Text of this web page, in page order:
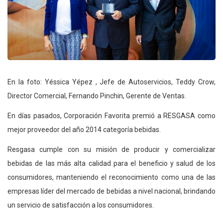
En la foto: Yéssica Yépez , Jefe de Autoservicios, Teddy Crow,
Director Comercial, Fernando Pinchin, Gerente de Ventas.
En días pasados, Corporación Favorita premió a RESGASA como
mejor proveedor del año 2014 categoría bebidas.
Resgasa cumple con su misión de producir y comercializar
bebidas de las más alta calidad para el beneficio y salud de los
consumidores, manteniendo el reconocimiento como una de las
empresas líder del mercado de bebidas a nivel nacional, brindando
un servicio de satisfacción a los consumidores.